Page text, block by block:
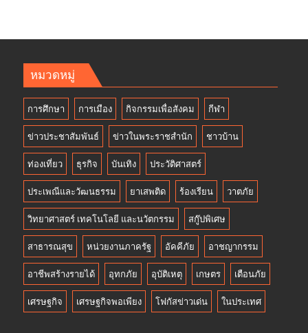
หมวดหมู่
การศึกษา การเมือง กิจกรรมเพื่อสังคม กีฬา
ข่าวประชาสัมพันธ์ ข่าวในพระราชสำนัก ชาวบ้าน
ท่องเที่ยว ธุรกิจ บันเทิง ประวัติศาสตร์
ประเพณีและวัฒนธรรม ยาเสพติด ร้องเรียน วาตภัย
วิทยาศาสตร์ เทคโนโลยี และนวัตกรรม สกู๊ปพิเศษ
สาธารณสุข หน่วยงานภาครัฐ อัคคีภัย อาชญากรรม
อาชีพสร้างรายได้ อุทกภัย อุบัติเหตุ เกษตร เตือนภัย
เศรษฐกิจ เศรษฐกิจพอเพียง โฟกัสข่าวเด่น ในประเทศ